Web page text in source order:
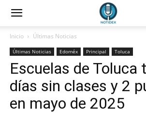
Inicio Últimas Noticias
Últimas Noticias Edoméx Principal Toluca
Escuelas de Toluca
días sin clases y 2
en mayo de 2025